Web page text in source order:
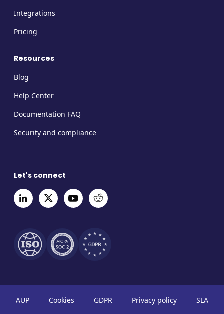
Integrations
Pricing
Resources
Blog
Help Center
Documentation FAQ
Security and compliance
Let's connect
AUP Cookies GDPR Privacy policy SLA